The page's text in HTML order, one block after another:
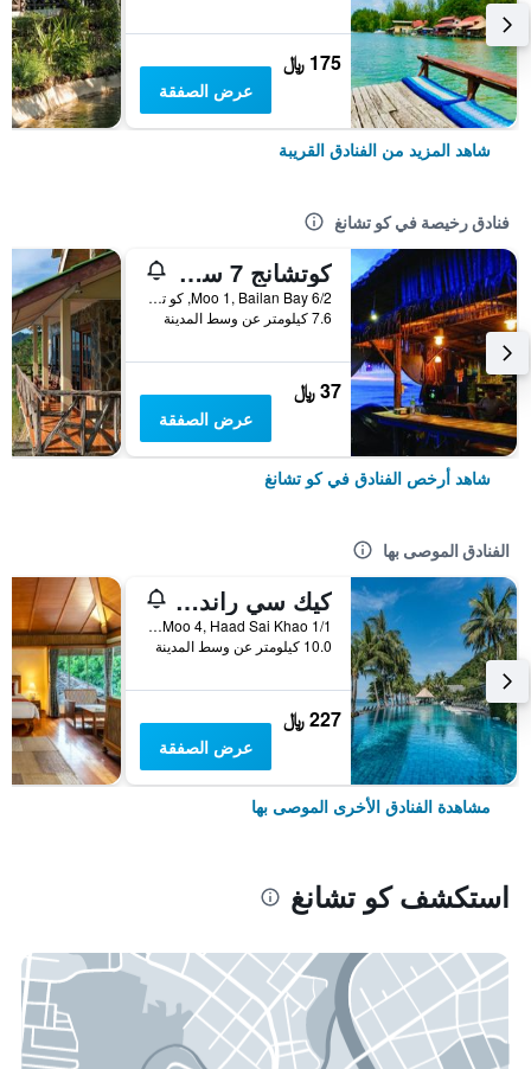
175 ﷼
عرض الصفقة
شاهد المزيد من الفنادق القريبة
فنادق رخيصة في كو تشانغ
كوتشانج 7 سيفيو بنجالو
6/2 Moo 1, Bailan Bay, كو تشانغ, تايلاند
7.6 كيلومتر عن وسط المدينة
37 ﷼
عرض الصفقة
شاهد أرخص الفنادق في كو تشانغ
الفنادق الموصى بها
كيك سي راند ريزورت كو تشانج
1/1 Moo 4, Haad Sai Khao, كو تشانغ, تايلاند
10.0 كيلومتر عن وسط المدينة
227 ﷼
عرض الصفقة
مشاهدة الفنادق الأخرى الموصى بها
استكشف كو تشانغ